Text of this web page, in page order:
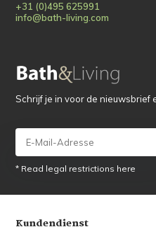
+31 (0)495 625991
info@bath-living.com
Schrijf je in voor de nieuwsbrief
* Read legal restrictions here
Kundendienst